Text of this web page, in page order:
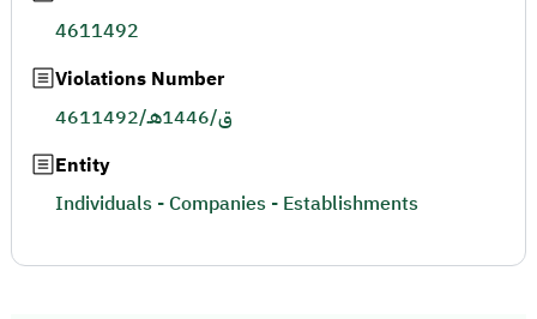
4611492
Violations Number
4611492/ق/1446هـ
Entity
Individuals - Companies - Establishments